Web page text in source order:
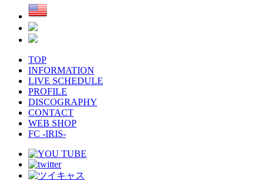
TOP
INFORMATION
LIVE SCHEDULE
PROFILE
DISCOGRAPHY
CONTACT
WEB SHOP
FC -IRIS-